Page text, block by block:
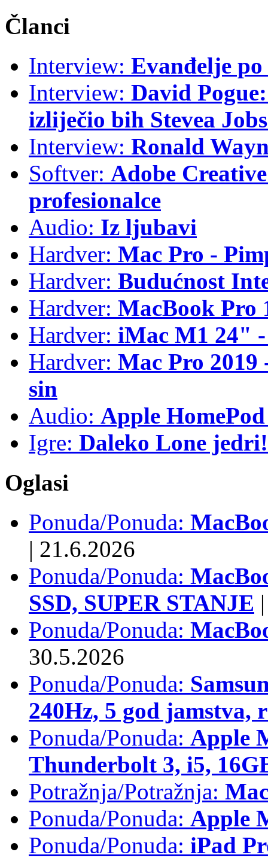
Članci
Interview: Evanđelje
Interview: David
izliječio bih Stevea
Interview: Ronald
Softver: Adobe
profesionalce
Audio: Iz ljubavi
Hardver: Mac Pro -
Hardver: Budućnost
Hardver: MacBook Pro
Hardver: iMac M1 24"
Hardver: Mac Pro
sin
Audio: Apple
Igre: Daleko Lone jedri!
Oglasi
Ponuda/Ponuda:
| 21.6.2026
Ponuda/Ponuda:
SSD, SUPER STANJE |
Ponuda/Ponuda:
30.5.2026
Ponuda/Ponuda:
240Hz, 5 god jamstva,
Ponuda/Ponuda: Apple
Thunderbolt 3, i5,
Potražnja/Potražnja:
Ponuda/Ponuda: Apple
Ponuda/Ponuda: iPad